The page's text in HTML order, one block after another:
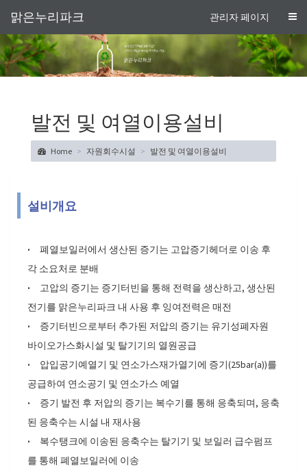
맑은누리파크 관리자 페이지
발전 및 여열이용설비
Home 자원회수시설 발전 및 여열이용설비
설비개요
· 폐열보일러에서 생산된 증기는 고압증기헤더로 이송 후
각 소요처로 분배
· 고압의 증기는 증기터빈을 통해 전력을 생산하고, 생산된
전기를 맑은누리파크 내 사용 후 잉여전력은 매전
· 증기터빈으로부터 추가된 저압의 증기는 유기성폐자원
바이오가스화시설 및 탈기기의 열원공급
· 압입공기예열기 및 연소가스재가열기에 증기(25bar(a))를
공급하여 연소공기 및 연소가스 예열
· 증기 발전 후 저압의 증기는 복수기를 통해 응축되며, 응축
된 응축수는 시설 내 재사용
· 복수탱크에 이송된 응축수는 탈기기 및 보일러 급수펌프
를 통해 폐열보일러에 이송